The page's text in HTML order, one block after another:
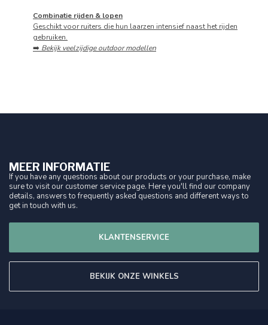
Combinatie rijden & lopen
Geschikt voor ruiters die hun laarzen intensief naast het rijden
gebruiken.
➡️ Bekijk veelzijdige outdoor modellen
MEER INFORMATIE
If you have any questions about our products or your purchase, make
sure to visit our customer service page. Here you'll find our company
details, answers to frequently asked questions and different ways to
get in touch with us.
KLANTENSERVICE
BEKIJK ONZE WINKELS